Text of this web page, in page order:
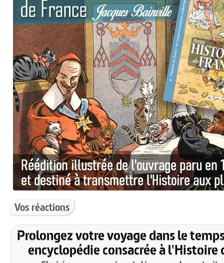
Vos réactions
Prolongez votre voyage dans le
encyclopédie consacrée à l'Histoire